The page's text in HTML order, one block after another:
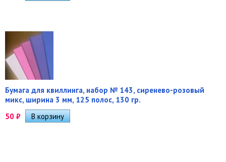
Бумага для квиллинга, набор № 143, сиренево-розовый
микс, ширина 3 мм, 125 полос, 130 гр.
50 ₽